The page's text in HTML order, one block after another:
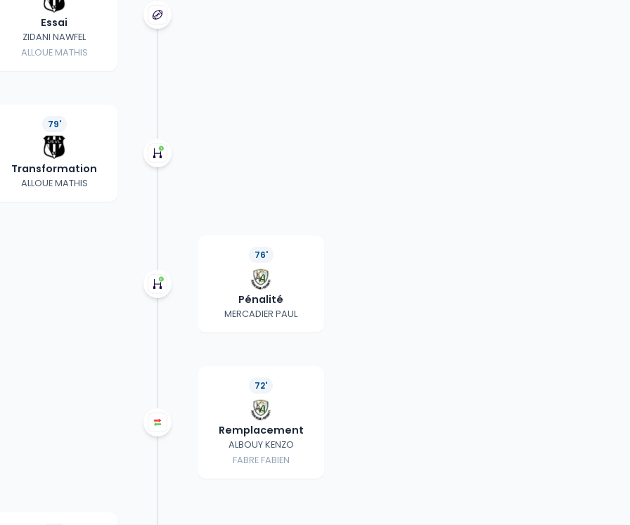
Essai
ZIDANI NAWFEL
ALLOUE MATHIS
79'
Transformation
ALLOUE MATHIS
76'
Pénalité
MERCADIER PAUL
72'
Remplacement
ALBOUY KENZO
FABRE FABIEN